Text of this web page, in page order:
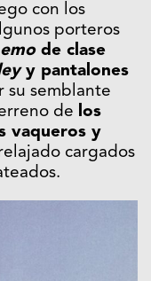
con los
porteros
emode clase
y pantalones
su semblante
de los
vaqueros y
cargados